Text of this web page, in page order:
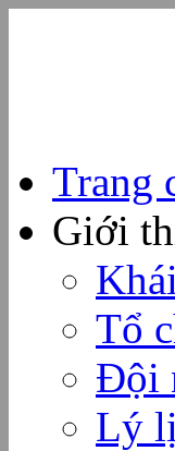
Trang
Giới
Tổ
Đội
Lý